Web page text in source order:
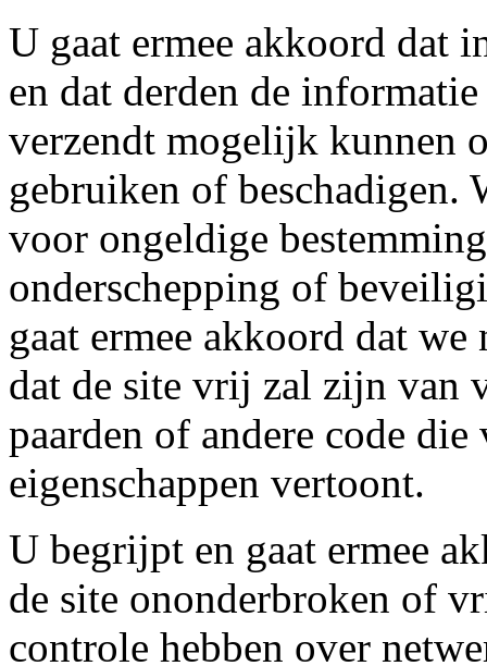
U gaat ermee akkoord dat
en dat derden de
verzendt mogelijk kunnen
gebruiken of
voor ongeldige
onderschepping of
gaat ermee akkoord dat
dat de site vrij zal zijn van
paarden of andere code
eigenschappen vertoont.
U begrijpt en gaat ermee
de site ononderbroken of
controle hebben over